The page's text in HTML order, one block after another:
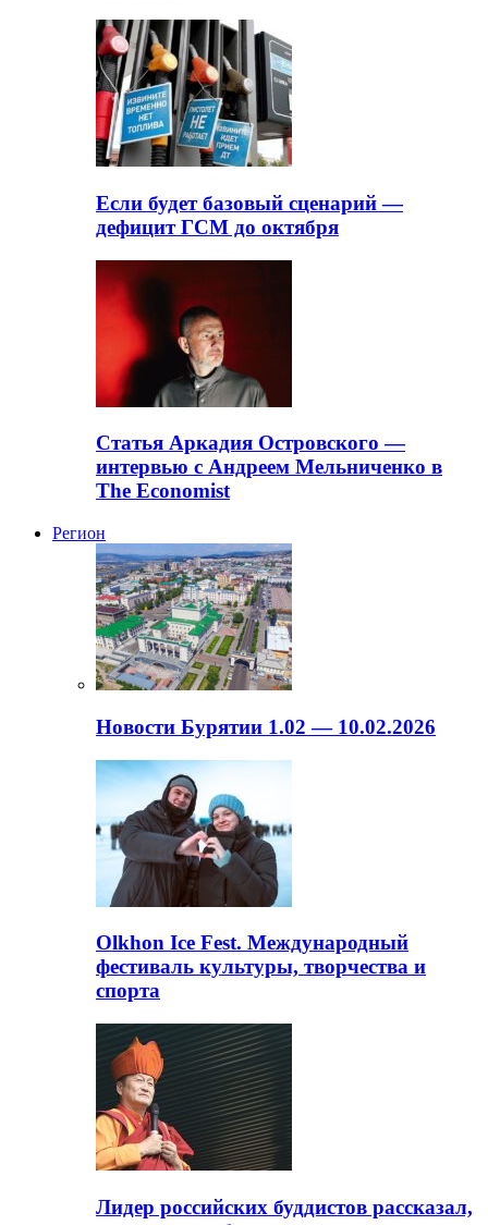
Если будет базовый сценарий —
дефицит ГСМ до октября
Статья Аркадия Островского —
интервью с Андреем Мельниченко в
The Economist
Регион
Новости Бурятии 1.02 — 10.02.2026
Olkhon Ice Fest. Международный
фестиваль культуры, творчества и
спорта
Лидер российских буддистов рассказал,